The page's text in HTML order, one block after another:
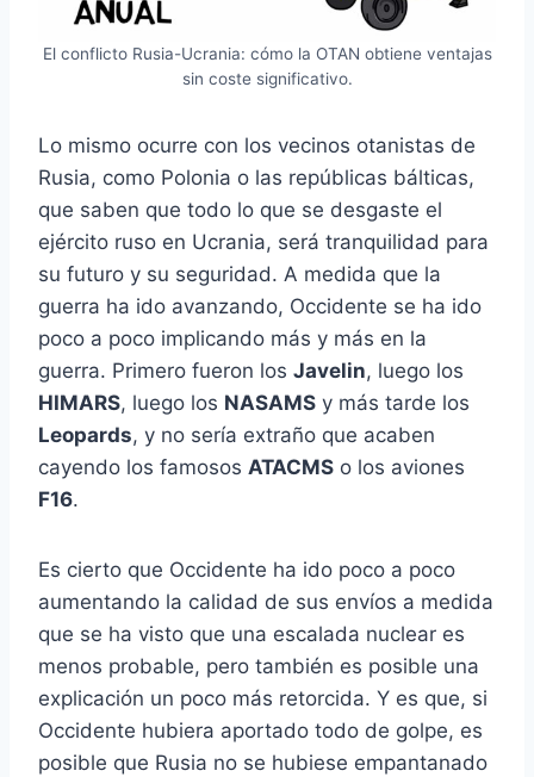
El conflicto Rusia-Ucrania: cómo la OTAN obtiene ventajas
sin coste significativo.
Lo mismo ocurre con los vecinos otanistas de
Rusia, como Polonia o las repúblicas bálticas,
que saben que todo lo que se desgaste el
ejército ruso en Ucrania, será tranquilidad para
su futuro y su seguridad. A medida que la
guerra ha ido avanzando, Occidente se ha ido
poco a poco implicando más y más en la
guerra. Primero fueron los Javelin, luego los
HIMARS, luego los NASAMS y más tarde los
Leopards, y no sería extraño que acaben
cayendo los famosos ATACMS o los aviones
F16.
Es cierto que Occidente ha ido poco a poco
aumentando la calidad de sus envíos a medida
que se ha visto que una escalada nuclear es
menos probable, pero también es posible una
explicación un poco más retorcida. Y es que, si
Occidente hubiera aportado todo de golpe, es
posible que Rusia no se hubiese empantanado